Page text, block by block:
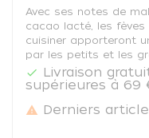
Avec ses notes de
cacao lacté, les
cuisiner apporteront
par les petits et les

Livraison
supérieures à 69
 Derniers